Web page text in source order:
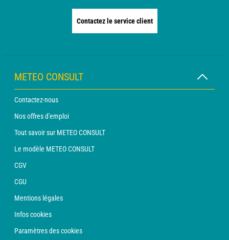
Contactez le service client
METEO CONSULT
Contactez-nous
Nos offres d'emploi
Tout savoir sur METEO CONSULT
Le modèle METEO CONSULT
CGV
CGU
Mentions légales
Infos cookies
Paramètres des cookies